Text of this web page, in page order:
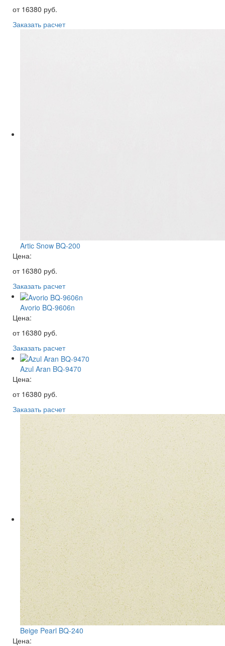
от 16380 руб.
Заказать расчет
Artic Snow BQ-200
Цена:
от 16380 руб.
Заказать расчет
Avorio BQ-9606n
Цена:
от 16380 руб.
Заказать расчет
Azul Aran BQ-9470
Цена:
от 16380 руб.
Заказать расчет
Beige Pearl BQ-240
Цена: